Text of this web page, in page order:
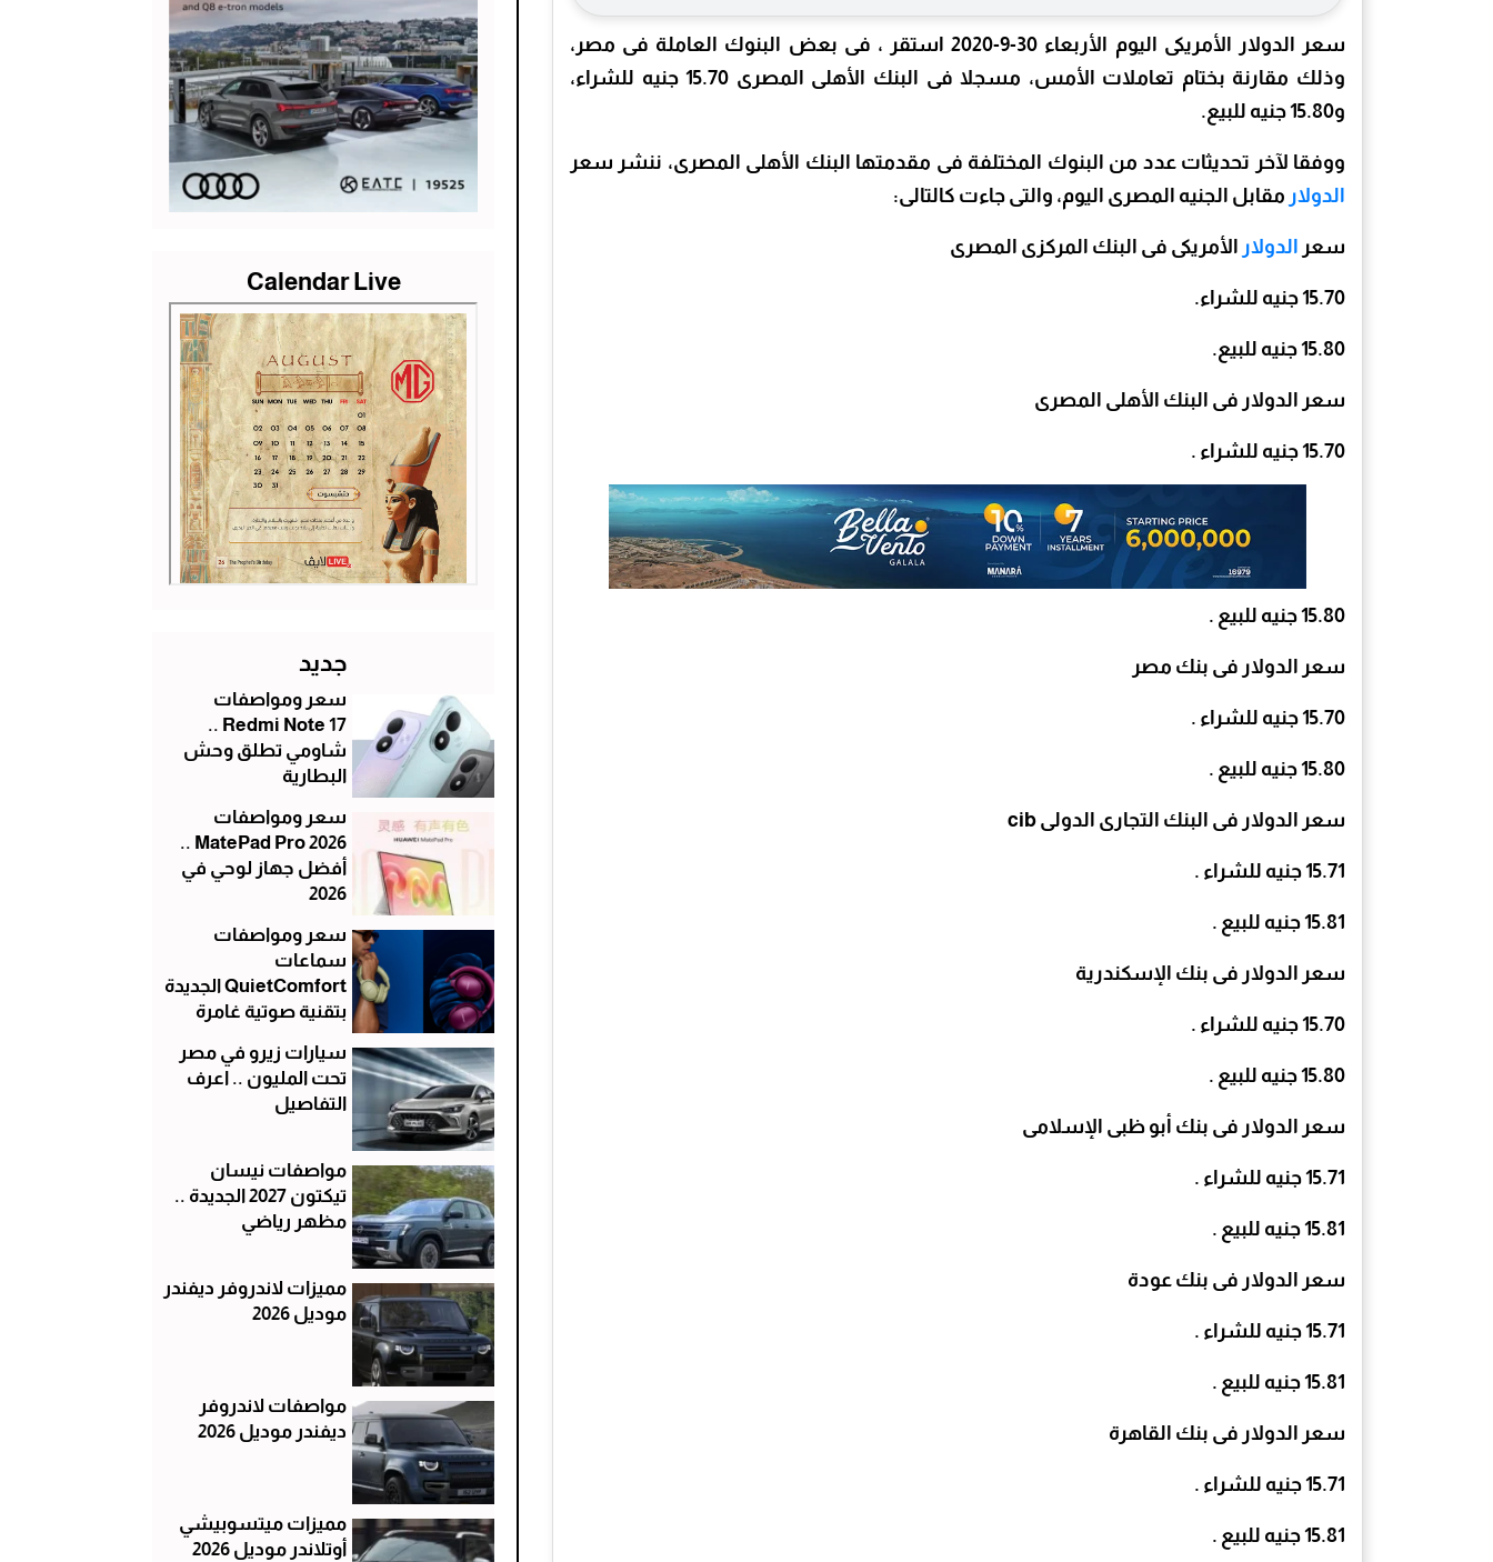
سعر الدولار الأمريكى اليوم الأربعاء 30-9-2020 استقر ، فى بعض البنوك العاملة فى مصر،
وذلك مقارنة بختام تعاملات الأمس، مسجلا فى البنك الأهلى المصرى 15.70 جنيه للشراء،
و15.80 جنيه للبيع.
ووفقا لآخر تحديثات عدد من البنوك المختلفة فى مقدمتها البنك الأهلى المصرى، ننشر سعر
الدولار مقابل الجنيه المصرى اليوم، والتى جاءت كالتالى:
سعر الدولار الأمريكى فى البنك المركزى المصرى
15.70 جنيه للشراء.
15.80 جنيه للبيع.
سعر الدولار فى البنك الأهلى المصرى
15.70 جنيه للشراء .
15.80 جنيه للبيع .
سعر الدولار فى بنك مصر
15.70 جنيه للشراء .
15.80 جنيه للبيع .
سعر الدولار فى البنك التجارى الدولى cib
15.71 جنيه للشراء .
15.81 جنيه للبيع .
سعر الدولار فى بنك الإسكندرية
15.70 جنيه للشراء .
15.80 جنيه للبيع .
سعر الدولار فى بنك أبو ظبى الإسلامى
15.71 جنيه للشراء .
15.81 جنيه للبيع .
سعر الدولار فى بنك عودة
15.71 جنيه للشراء .
15.81 جنيه للبيع .
سعر الدولار فى بنك القاهرة
15.71 جنيه للشراء .
15.81 جنيه للبيع .
Calendar Live
جديد
سعر ومواصفات
Redmi Note 17 ..
شاومي تطلق وحش
البطارية
سعر ومواصفات
MatePad Pro 2026 ..
أفضل جهاز لوحي في
2026
سعر ومواصفات
سماعات
QuietComfort الجديدة
بتقنية صوتية غامرة
سيارات زيرو في مصر
تحت المليون .. اعرف
التفاصيل
مواصفات نيسان
تيكتون 2027 الجديدة ..
مظهر رياضي
مميزات لاندروفر ديفندر
موديل 2026
مواصفات لاندروفر
ديفندر موديل 2026
مميزات ميتسوبيشي
أوتلاندر موديل 2026